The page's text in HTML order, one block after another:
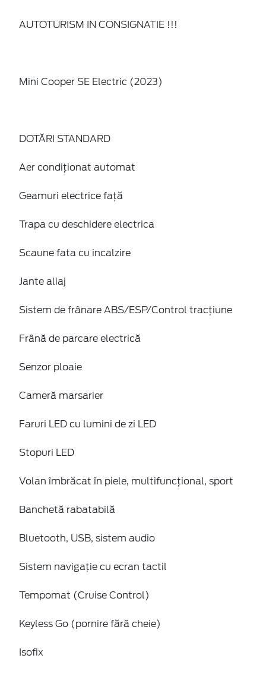
AUTOTURISM IN CONSIGNATIE !!!
Mini Cooper SE Electric (2023)
DOTĂRI STANDARD
Aer condiționat automat
Geamuri electrice față
Trapa cu deschidere electrica
Scaune fata cu incalzire
Jante aliaj
Sistem de frânare ABS/ESP/Control tracțiune
Frână de parcare electrică
Senzor ploaie
Cameră marsarier
Faruri LED cu lumini de zi LED
Stopuri LED
Volan îmbrăcat în piele, multifuncțional, sport
Banchetă rabatabilă
Bluetooth, USB, sistem audio
Sistem navigație cu ecran tactil
Tempomat (Cruise Control)
Keyless Go (pornire fără cheie)
Isofix